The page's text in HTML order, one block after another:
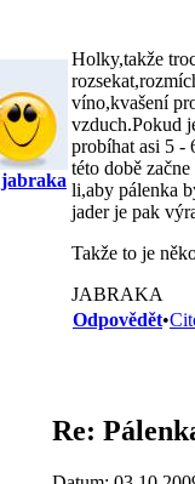
jabraka
Holky,takže
víno,kvašení
vzduch.Pokud
probíhat asi 5 -
této době
li,aby pálenka
jader je pak
Takže to je
JABRAKA
Odpovědět•
Re: